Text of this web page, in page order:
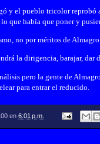
y el pueblo tricolor reprobó
que había que poner y
no por méritos de
la dirigencia, barajar, dar
pero la gente de
para entrar el reducido.
en 6:01 p.m.